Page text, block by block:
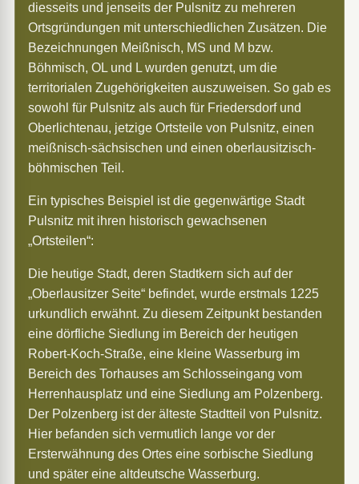
diesseits und jenseits der Pulsnitz zu mehreren
Ortsgründungen mit unterschiedlichen Zusätzen. Die
Bezeichnungen Meißnisch, MS und M bzw.
Böhmisch, OL und L wurden genutzt, um die
territorialen Zugehörigkeiten auszuweisen. So gab es
sowohl für Pulsnitz als auch für Friedersdorf und
Oberlichtenau, jetzige Ortsteile von Pulsnitz, einen
meißnisch-sächsischen und einen oberlausitzisch-
böhmischen Teil.
Ein typisches Beispiel ist die gegenwärtige Stadt
Pulsnitz mit ihren historisch gewachsenen
„Ortsteilen“:
Die heutige Stadt, deren Stadtkern sich auf der
„Oberlausitzer Seite“ befindet, wurde erstmals 1225
urkundlich erwähnt. Zu diesem Zeitpunkt bestanden
eine dörfliche Siedlung im Bereich der heutigen
Robert-Koch-Straße, eine kleine Wasserburg im
Bereich des Torhauses am Schlosseingang vom
Herrenhausplatz und eine Siedlung am Polzenberg.
Der Polzenberg ist der älteste Stadtteil von Pulsnitz.
Hier befanden sich vermutlich lange vor der
Ersterwähnung des Ortes eine sorbische Siedlung
und später eine altdeutsche Wasserburg.